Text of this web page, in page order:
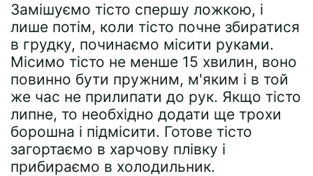
Замішуємо тісто спершу ложкою, і
лише потім, коли тісто почне збиратися
в грудку, починаємо місити руками.
Місимо тісто не менше 15 хвилин, воно
повинно бути пружним, м'яким і в той
же час не прилипати до рук. Якщо тісто
липне, то необхідно додати ще трохи
борошна і підмісити. Готове тісто
загортаємо в харчову плівку і
прибираємо в холодильник.